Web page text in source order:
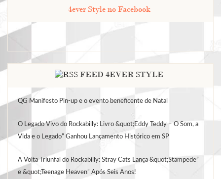
4ever Style no Facebook
FEED 4EVER STYLE
QG Manifesto Pin-up e o evento beneficente de Natal
O Legado Vivo do Rockabilly: Livro &quot;Eddy Teddy – O Som, a
Vida e o Legado” Ganhou Lançamento Histórico em SP
A Volta Triunfal do Rockabilly: Stray Cats Lança &quot;Stampede”
e &quot;Teenage Heaven” Após Seis Anos!